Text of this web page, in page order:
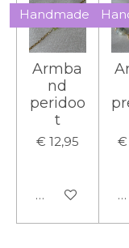
Handmade
Armba
nd
peridoo
t
€ 12,95
In winkelwagen
€